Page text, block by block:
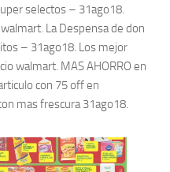
selectos – 31ago18.
La Despensa de don
– 31ago18. Los mejor
walmart. MAS AHORRO en
con 75 off en
mas frescura 31ago18.